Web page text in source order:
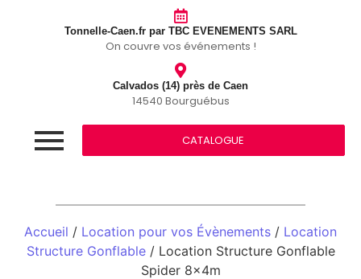
Tonnelle-Caen.fr par TBC EVENEMENTS SARL
On couvre vos événements !
Calvados (14) près de Caen
14540 Bourguébus
CATALOGUE
Accueil / Location pour vos Évènements / Location
Structure Gonflable/ Location Structure Gonflable
Spider 8x4m